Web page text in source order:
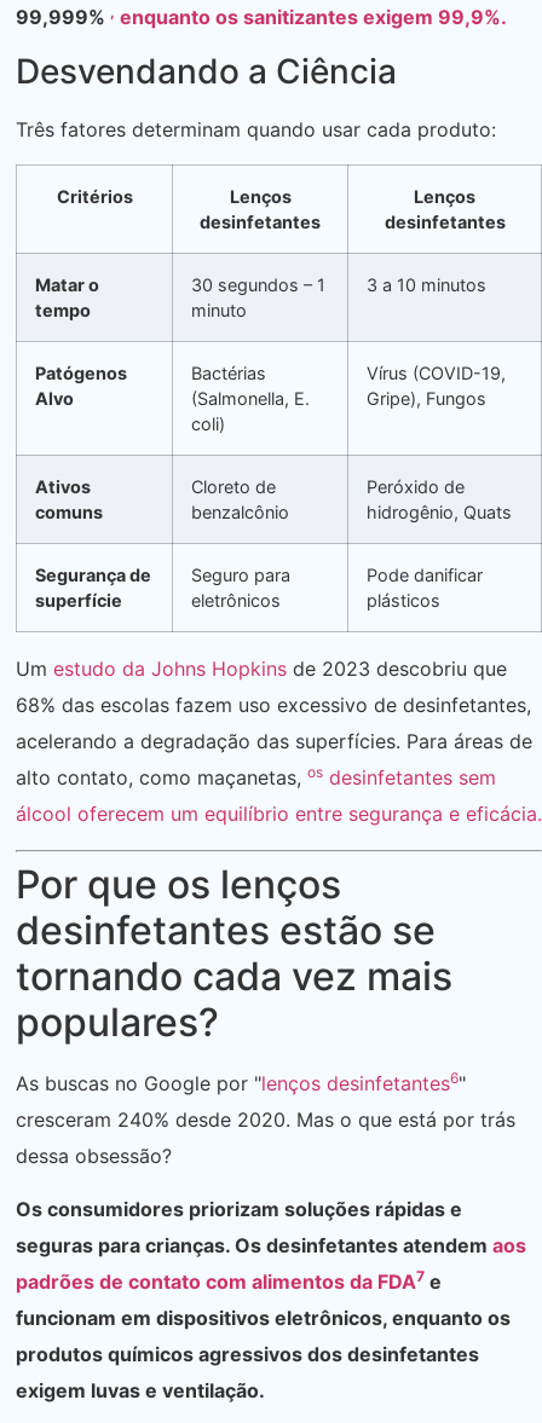
99,999% , enquanto os sanitizantes exigem 99,9%.
Desvendando a Ciência
Três fatores determinam quando usar cada produto:
Critérios
Lenços
desinfetantes
Lenços
desinfetantes
Matar o
tempo
30 segundos – 1
minuto
3 a 10 minutos
Patógenos
Alvo
Bactérias
(Salmonella, E.
coli)
Vírus (COVID-19,
Gripe), Fungos
Ativos
comuns
Cloreto de
benzalcônio
Peróxido de
hidrogênio, Quats
Segurança de
superfície
Seguro para
eletrônicos
Pode danificar
plásticos
Um estudo da Johns Hopkins de 2023 descobriu que
68% das escolas fazem uso excessivo de desinfetantes,
acelerando a degradação das superfícies. Para áreas de
alto contato, como maçanetas, os desinfetantes sem
álcool oferecem um equilíbrio entre segurança e eficácia.
Por que os lenços
desinfetantes estão se
tornando cada vez mais
populares?
As buscas no Google por "lenços desinfetantes6"
cresceram 240% desde 2020. Mas o que está por trás
dessa obsessão?
Os consumidores priorizam soluções rápidas e
seguras para crianças. Os desinfetantes atendem aos
padrões de contato com alimentos da FDA7 e
funcionam em dispositivos eletrônicos, enquanto os
produtos químicos agressivos dos desinfetantes
exigem luvas e ventilação.